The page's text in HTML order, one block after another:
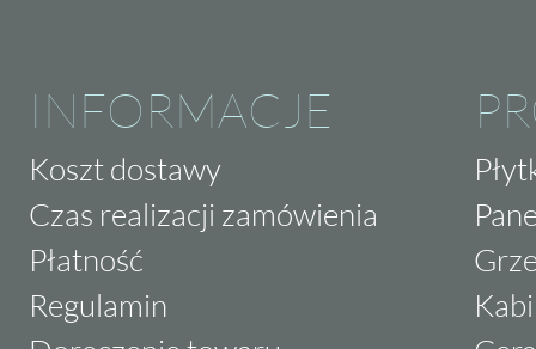
INFORMACJE
Koszt dostawy
Czas realizacji zamówienia
Płatność
Regulamin